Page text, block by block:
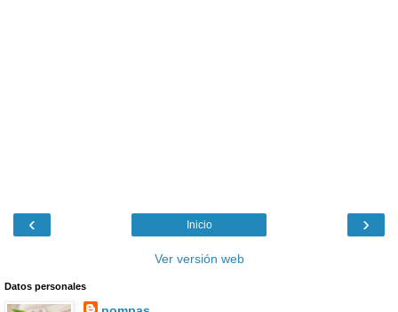
‹ ›
Inicio
Ver versión web
Datos personales